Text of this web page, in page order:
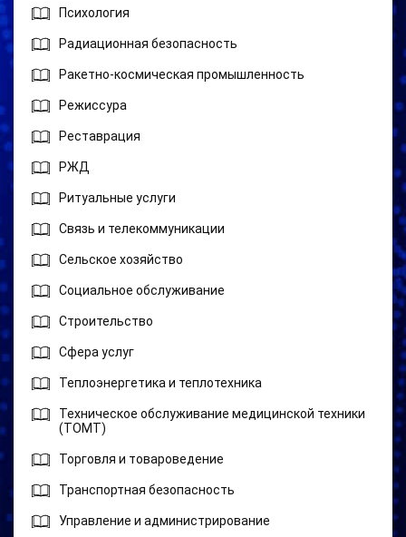
Психология
Радиационная безопасность
Ракетно-космическая промышленность
Режиссура
Реставрация
РЖД
Ритуальные услуги
Связь и телекоммуникации
Сельское хозяйство
Социальное обслуживание
Строительство
Сфера услуг
Теплоэнергетика и теплотехника
Техническое обслуживание медицинской техники
(ТОМТ)
Торговля и товароведение
Транспортная безопасность
Управление и администрирование